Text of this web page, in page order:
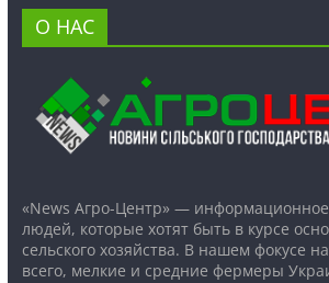
О НАС
«News Агро-Центр» —
людей, которые хотят быть в курсе
сельского хозяйства. В нашем фокусе
всего, мелкие и средние фермеры